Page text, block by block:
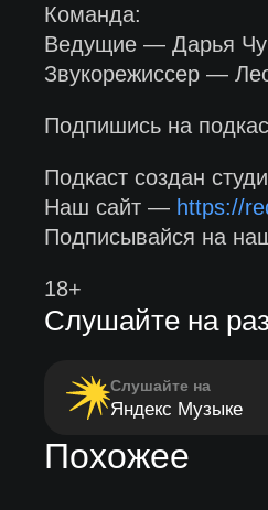
Команда:
Ведущие — Дарья
Звукорежиссер —
Подпишись на
Подкаст создан
Наш сайт — https://
Подписывайся на
18+
Слушайте на
Слушайте на
Яндекс Музыке
Похожее